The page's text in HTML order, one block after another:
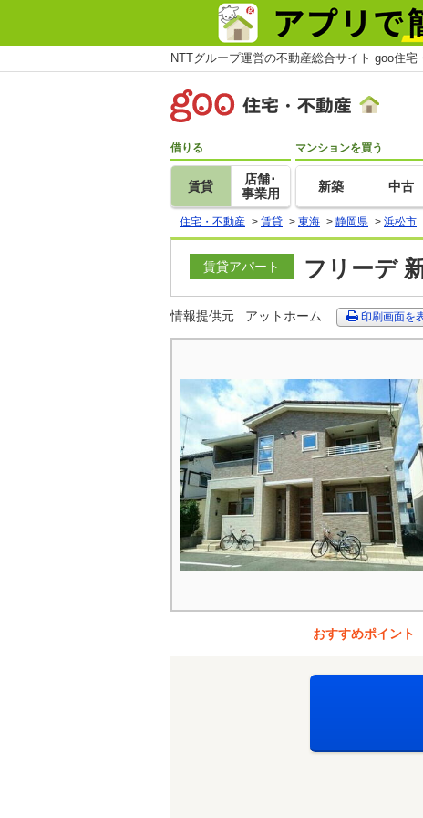
NTTグループ運営の不動産総合サイト goo住宅
借りる
賃貸
店舗･
事業用
マンションを買う
新築 中古
住宅・不動産 > 賃貸 > 東海 > 静岡県 > 浜松市
賃貸アパート フリーデ
情報提供元 アットホーム 印刷画面を
おすすめポイント